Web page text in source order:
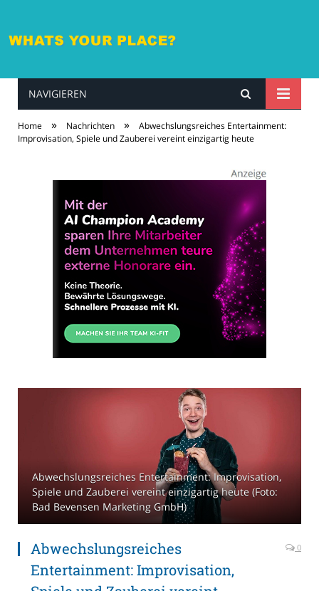
whatsyourplace.de
NAVIGIEREN
Home » Nachrichten »
Abwechslungsreiches Entertainment:
Improvisation, Spiele und Zauberei vereint einzigartig heute
Abwechslungsreiches Entertainment: Improvisation,
Spiele und Zauberei vereint einzigartig heute (Foto:
Bad Bevensen Marketing GmbH)
Abwechslungsreiches
Entertainment: Improvisation,
0